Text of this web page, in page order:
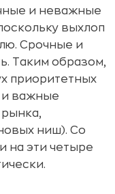
и неважные
выхлоп
Срочные и
Таким образом,
приоритетных
и важные
ниш). Со
на эти четыре